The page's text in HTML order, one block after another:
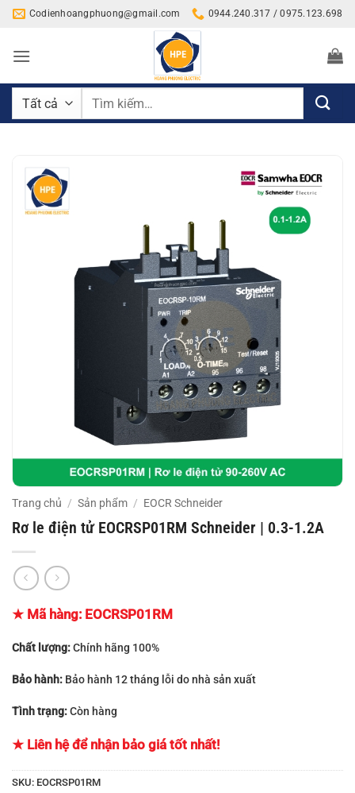
Bỏ
nội
Codienhoangphuong@gmail.com 0944.240.317 / 0975.123.698
Tìm
Trang chủ / Sản phẩm / EOCR Schneider
Rơ le điện tử EOCRSP01RM Schneider | 0.3-1.2A
★ Mã hàng: EOCRSP01RM
Chất lượng:Chính hãng 100%
Bảo hành: Bảo hành 12 tháng lỗi do nhà sản xuất
Tình trạng:Còn hàng
★ Liên hệ để nhận bảo giá tốt nhất!
SKU: EOCRSP01RM